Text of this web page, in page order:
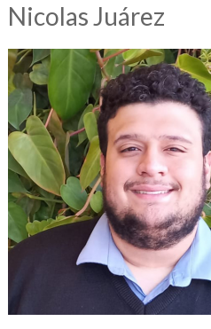
Nicolas Juárez